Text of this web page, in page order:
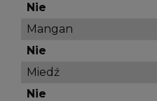
Nie
Mangan
Nie
Miedź
Nie